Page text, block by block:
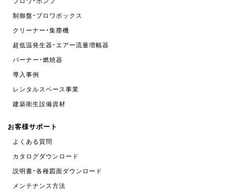
制御盤・ブロワボックス
クリーナー・集塵機
超低温発生器・エアー流量増幅器
バーナー・燃焼器
導入事例
レンタルスペース事業
建築衛生設備資材
お客様サポート
よくある質問
カタログダウンロード
説明書・各種図面ダウンロード
メンテナンス方法